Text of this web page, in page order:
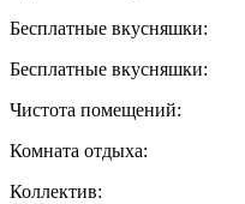
Бесплатные вкусняшки:
Бесплатные вкусняшки:
Чистота помещений:
Комната отдыха:
Коллектив: